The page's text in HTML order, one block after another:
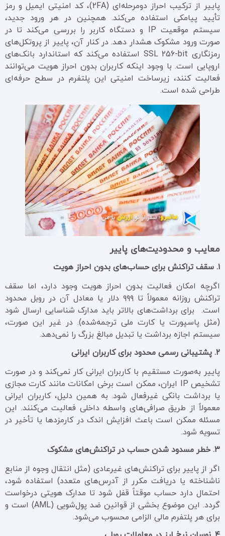
پاییر از ترکیب احراز دومرحله‌ای (2FA)، کد امنیتی ایمیل و رمز
تأیید پیامکی استفاده می‌کند. همچنین در هر ورود جدید،
سیستم موقعیت IP و دستگاه کاربر را بررسی می‌کند تا در
صورت ورود مشکوک هشدار دهد. در کنار آن، پاییر از پروتکل‌های
رمزنگاری SSL 256-bit استفاده می‌کند که استاندارد بانک‌های
اروپایی است. با وجود اینکه کاربران بدون احراز هویت می‌توانند
فعالیت کنند، زیرساخت امنیتی این پلتفرم در سطح حرفه‌ای
طراحی شده است.
معایب و محدودیت‌های پاییر
۱. سقف تراکنش برای حساب‌های بدون احراز هویت
اگرچه امکان فعالیت بدون احراز هویت وجود دارد، اما سقف
تراکنش روزانه معمولاً تا ۹۹۹ دلار یا معادل آن در روبل محدود
است. برای برداشت‌های بالاتر باید مدارک شناسایی ارسال شود
(مثل پاسپورت یا کارت ملی ترجمه‌شده). در غیر این صورت،
سیستم اجازه برداشت یا تبدیل مبالغ بزرگ را نمی‌دهد.
۲. پشتیبانی رسمی محدود برای کاربران ایرانی
پاییر به‌صورت مستقیم با کاربران ایرانی کار نمی‌کند و در صورت
تشخیص IP ایران، ممکن است برخی امکانات مانند کارت مجازی
یا برداشت بانکی غیرفعال شود. به همین دلیل، کاربران ایرانی
معمولاً از طریق صرافی‌های واسطه داخلی فعالیت می‌کنند. این
مسئله ممکن است باعث افزایش اندک در کارمزدها یا تأخیر در
تسویه شود.
۳. خطر مسدود شدن حساب در تراکنش‌های مشکوک
اگر از پاییر برای تراکنش‌های غیرعادی (مثل انتقال وجوه از منابع
ناشناخته یا دریافت مکرر از آدرس‌های متعدد) استفاده شود،
احتمال دارد حساب موقتاً قفل شود تا مدارک هویتی درخواست
گردد. این موضوع بخشی از قوانین ضد پول‌شویی (AML) است و
برای هر پلتفرم مالی الزامی محسوب می‌شود.